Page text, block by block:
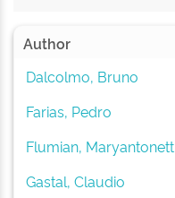
Author
Dalcolmo, Bruno
Farias, Pedro
Flumian, Maryantonett
Gastal, Claudio